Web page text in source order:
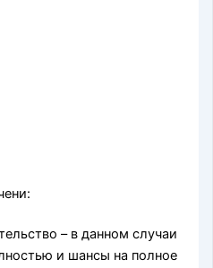
– в данном случаи
и шансы на полное